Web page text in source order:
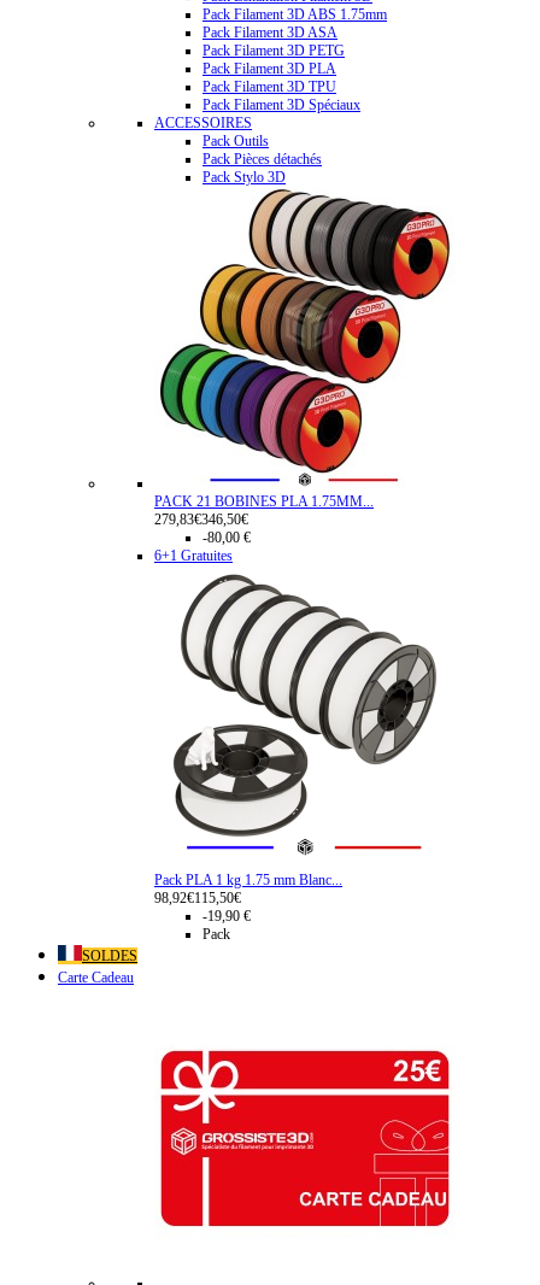
Pack Filament 3D ABS 1.75mm
Pack Filament 3D ASA
Pack Filament 3D PETG
Pack Filament 3D PLA
Pack Filament 3D TPU
Pack Filament 3D Spéciaux
ACCESSOIRES
Pack Outils
Pack Pièces détachés
Pack Stylo 3D
PACK 21 BOBINES PLA 1.75MM...
279,83€346,50€
-80,00 €
6+1 Gratuites
Pack PLA 1 kg 1.75 mm Blanc...
98,92€115,50€
-19,90 €
Pack
SOLDES
Carte Cadeau